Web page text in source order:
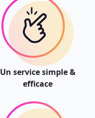
Un service simple &
efficace